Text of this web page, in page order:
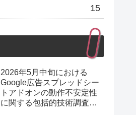
15
2026年5月中旬における
Google広告スプレッドシー
トアドオンの動作不安定性
に関する包括的技術調査報